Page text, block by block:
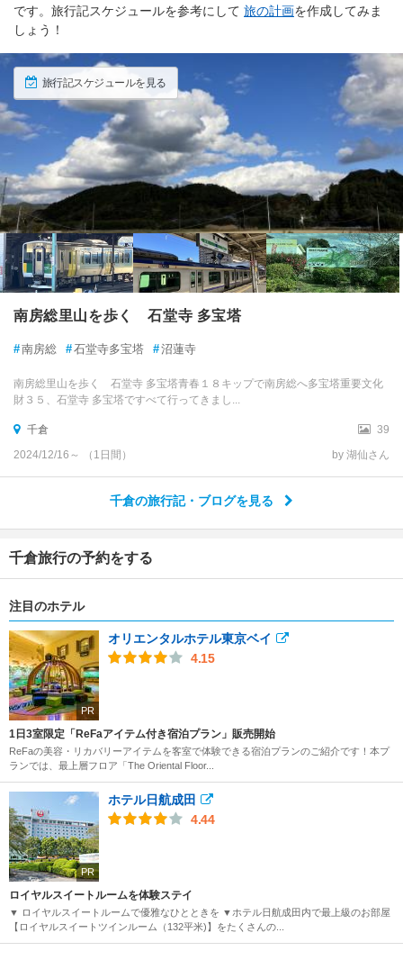
です。旅行記スケジュールを参考にして 旅の計画を作成してみま
しょう！
旅行記スケジュールを見る
南房総里山を歩く 石堂寺 多宝塔
#南房総 #石堂寺多宝塔 #沼蓮寺
南房総里山を歩く 石堂寺 多宝塔青春１８キップで南房総へ多宝塔重要文化
財３５、石堂寺 多宝塔ですべて行ってきまし...
千倉
39
2024/12/16～ （1日間）
by 湖仙さん
千倉の旅行記・ブログを見る
千倉旅行の予約をする
注目のホテル
PR
オリエンタルホテル東京ベイ
4.15
1日3室限定「ReFaアイテム付き宿泊プラン」販売開始
ReFaの美容・リカバリーアイテムを客室で体験できる宿泊プランのご紹介です！本プ
ランでは、最上層フロア「The Oriental Floor...
PR
ホテル日航成田
4.44
ロイヤルスイートルームを体験ステイ
▼ ロイヤルスイートルームで優雅なひとときを ▼ホテル日航成田内で最上級のお部屋
【ロイヤルスイートツインルーム（132平米)】をたくさんの...